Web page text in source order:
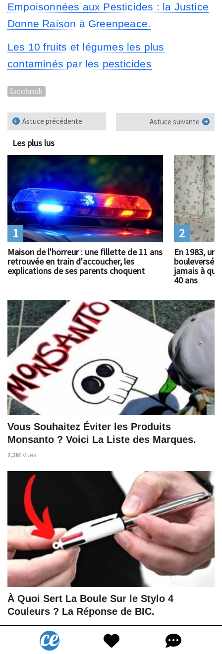
Empoisonnées aux Pesticides : la Justice
Donne Raison à Greenpeace.
Les 10 fruits et légumes les plus
contaminés par les pesticides
facebook
Astuce précédente Astuce suivante
Les plus lus
Maison de l'horreur : une fillette de 11 ans
retrouvée en train d'accoucher, les
explications de ses parents choquent
1
En 1983, un
bouleversé
jamais à
40 ans
2
Vous Souhaitez Éviter les Produits
Monsanto ? Voici La Liste des Marques.
2,3M Vues
À Quoi Sert La Boule Sur le Stylo 4
Couleurs ? La Réponse de BIC.
706KVues